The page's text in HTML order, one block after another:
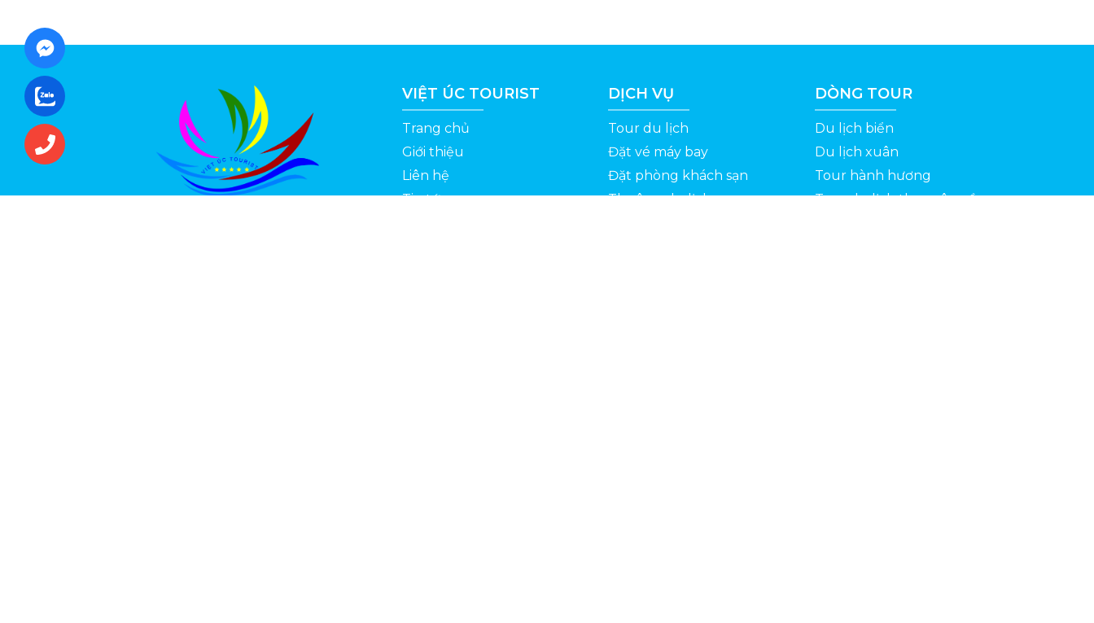
VIỆT ÚC TOURIST
Trang chủ
Giới thiệu
Liên hệ
Tin tức
DỊCH VỤ
Tour du lịch
Đặt vé máy bay
Đặt phòng khách sạn
Thuê xe du lịch
DÒNG TOUR
Du lịch biển
Du lịch xuân
Tour hành hương
Tour du lịch theo yêu cầu